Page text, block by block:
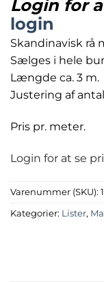
Login for
login
Skandinavisk rå
Sælges i hele
Længde ca. 3 m.
Justering af
Pris pr. meter.
Login for at se
Varenummer (SKU):
Kategorier: Lister,